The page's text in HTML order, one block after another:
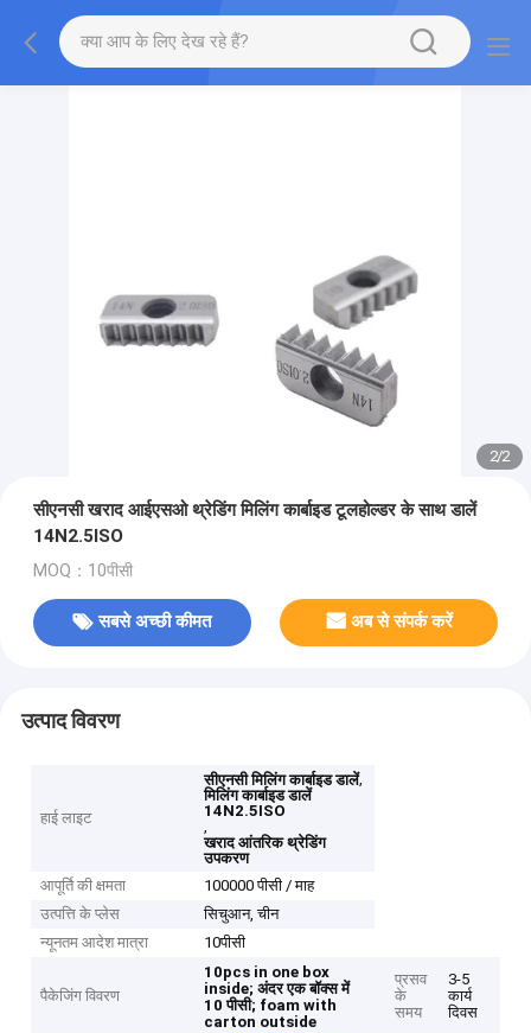
2/2
सीएनसी खराद आईएसओ थ्रेडिंग मिलिंग कार्बाइड टूलहोल्डर के साथ डालें
14N2.5ISO
MOQ：10पीसी
सबसे अच्छी कीमत अब से संपर्क करें
उत्पाद विवरण
हाई लाइट
सीएनसी मिलिंग कार्बाइड डालें,
मिलिंग कार्बाइड डालें
14N2.5ISO
,
खराद आंतरिक थ्रेडिंग
उपकरण
आपूर्ति की क्षमता
100000 पीसी / माह
उत्पत्ति के प्लेस
सिचुआन, चीन
न्यूनतम आदेश मात्रा
10पीसी
पैकेजिंग विवरण
10pcs in one box
inside; अंदर एक बॉक्स में
10 पीसी; foam with
carton outside
प्रसव
के
समय
3-5
कार्य
दिवस